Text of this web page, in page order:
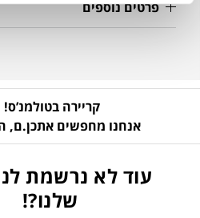
פרטים נוספים
קריירה בטולמנ’ס!
אנחנו מחפשים אתכן.ם,
עוד לא נרשמת
שלנו?!